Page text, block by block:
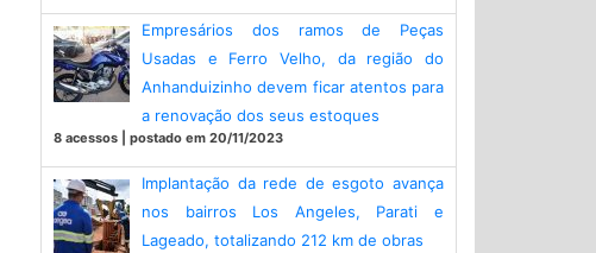
Empresários dos ramos de Peças
Usadas e Ferro Velho, da região do
Anhanduizinho devem ficar atentos para
a renovação dos seus estoques
8 acessos | postado em 20/11/2023
Implantação da rede de esgoto avança
nos bairros Los Angeles, Parati e
Lageado, totalizando 212 km de obras